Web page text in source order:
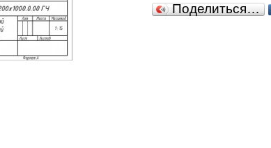
Поделиться…